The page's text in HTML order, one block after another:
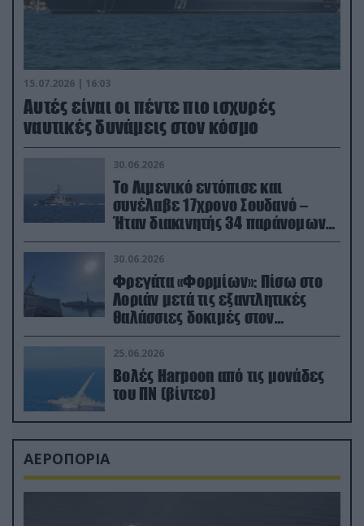
15.07.2026 | 16:03
Aυτές είναι οι πέντε πιο ισχυρές
ναυτικές δυνάμεις στον κόσμο
30.06.2026
Το Λιμενικό εντόπισε και
συνέλαβε 17χρονο Σουδανό –
Ήταν διακινητής 34 παράνομων
μεταναστών
30.06.2026
Φρεγάτα «Φορμίων»: Πίσω στο
Λοριάν μετά τις εξαντλητικές
θαλάσσιες δοκιμές στον
απαιτητικό Βισκαϊκό
25.06.2026
Βολές Harpoon από τις μονάδες
του ΠΝ (βίντεο)
ΑΕΡΟΠΟΡΙΑ